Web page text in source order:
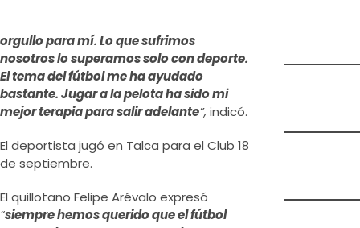
orgullo para mí. Lo que sufrimos
nosotros lo superamos solo con deporte.
El tema del fútbol me ha ayudado
bastante. Jugar a la pelota ha sido mi
mejor terapia para salir adelante”, indicó.
El deportista jugó en Talca para el Club 18
de septiembre.
El quillotano Felipe Arévalo expresó
“siempre hemos querido que el fútbol